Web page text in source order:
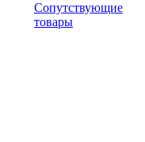
Сопутствующие
товары